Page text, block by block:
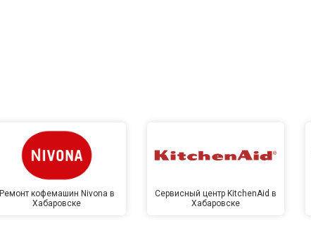
Ремонт кофемашин Nivona в
Хабаровске
Сервисный центр KitchenAid в
Хабаровске